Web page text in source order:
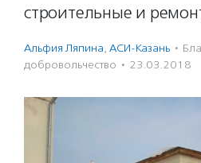
строительные и
Альфия Ляпина, АСИ-Казань ·
доброволь­чест­во · 23.03.2018